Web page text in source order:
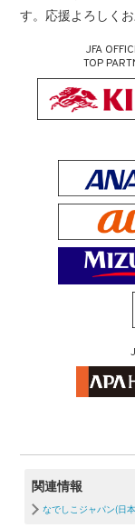
す。応援よろしく
JFA
TOP
関連情報
なでしこジャパン(日